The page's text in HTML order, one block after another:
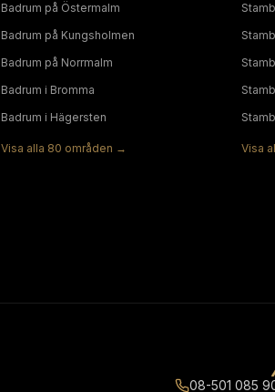
Badrum på Östermalm
Badrum på Kungsholmen
Badrum på Norrmalm
Badrum i Bromma
Badrum i Hägersten
Visa alla 80 områden → Visa
08-501 085